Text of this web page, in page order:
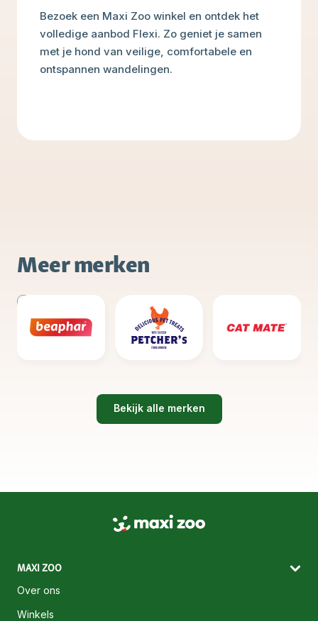
Bezoek een Maxi Zoo winkel en ontdek het
volledige aanbod Flexi. Zo geniet je samen
met je hond van veilige, comfortabele en
ontspannen wandelingen.
Meer merken
Bekijk alle merken
MAXI ZOO
Over ons
Winkels